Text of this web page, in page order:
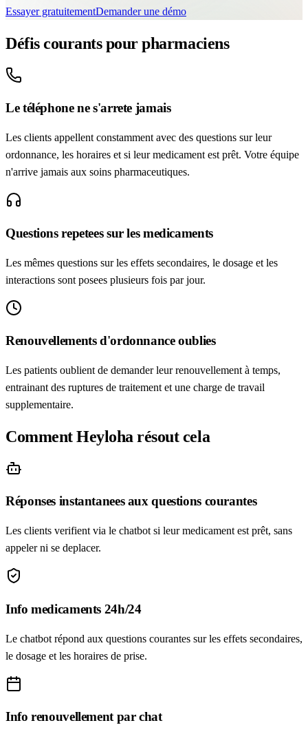
Essayer gratuitementDemander une démo
Défis courants pour pharmaciens
Le téléphone ne s'arrete jamais
Les clients appellent constamment avec des questions sur leur
ordonnance, les horaires et si leur medicament est prêt. Votre équipe
n'arrive jamais aux soins pharmaceutiques.
Questions repetees sur les medicaments
Les mêmes questions sur les effets secondaires, le dosage et les
interactions sont posees plusieurs fois par jour.
Renouvellements d'ordonnance oublies
Les patients oublient de demander leur renouvellement à temps,
entrainant des ruptures de traitement et une charge de travail
supplementaire.
Comment Heyloha résout cela
Réponses instantanees aux questions courantes
Les clients verifient via le chatbot si leur medicament est prêt, sans
appeler ni se deplacer.
Info medicaments 24h/24
Le chatbot répond aux questions courantes sur les effets secondaires,
le dosage et les horaires de prise.
Info renouvellement par chat